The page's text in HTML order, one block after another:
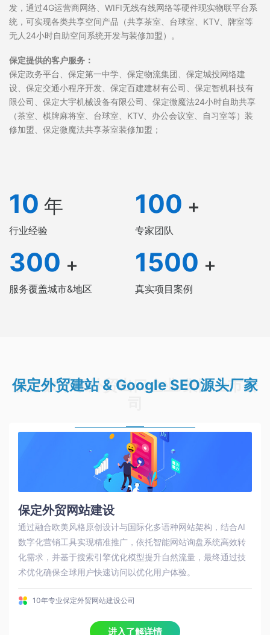
发，通过4G运营商网络、WIFI无线有线网络等硬件现实物联平台系
统，可实现各类共享空间产品（共享茶室、台球室、KTV、牌室等
无人24小时自助空间系统开发与装修加盟）。
保定提供的客户服务：
保定政务平台、保定第一中学、保定物流集团、保定城投网络建
设、保定交通小程序开发、保定百建建材有公司、保定智机科技有
限公司、保定大宇机械设备有限公司、保定微魔法24小时自助共享
（茶室、棋牌麻将室、台球室、KTV、办公会议室、自习室等）装
修加盟、保定微魔法共享茶室装修加盟；
10 年
行业经验
100 +
专家团队
300 +
服务覆盖城市&地区
1500 +
真实项目案例
服务数千家外贸出口企业/集团上市公
保定外贸建站 & Google SEO源头厂家
保定外贸网站建设
通过融合‌欧美风格原创设计‌与‌国际化多语种网站‌架构，结合‌AI
数字化营销工具‌实现精准推广，依托‌智能网站询盘系统‌高效转
化需求，并基于‌搜索引擎优化模型‌提升自然流量，最终通过技
术优化确保‌全球用户快速访问‌以优化用户体验。
10年专业保定外贸网站建设公司
进入了解详情